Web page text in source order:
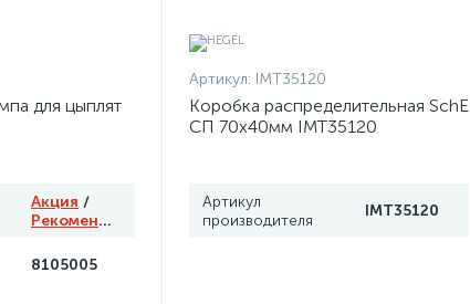
для цыплят
Акция /
Рекомендуем
8105005
Артикул: IMT35120
Коробка распределительная SchE
СП 70х40мм IMT35120
Артикул
производителя
IMT35120